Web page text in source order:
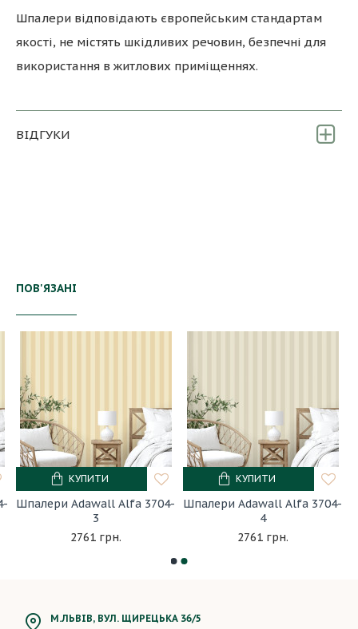
Шпалери відповідають європейським стандартам
якості, не містять шкідливих речовин, безпечні для
використання в житлових приміщеннях.
ВІДГУКИ
ПОВ'ЯЗАНІ
Шпалери Adawall Alfa 3704-
3
2761 грн.
КУПИТИ
Шпалери Adawall Alfa 3704-
4
2761 грн.
КУПИТИ
М.ЛЬВІВ, ВУЛ. ЩИРЕЦЬКА 36/5